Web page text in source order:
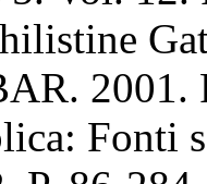
2001.
Fonti